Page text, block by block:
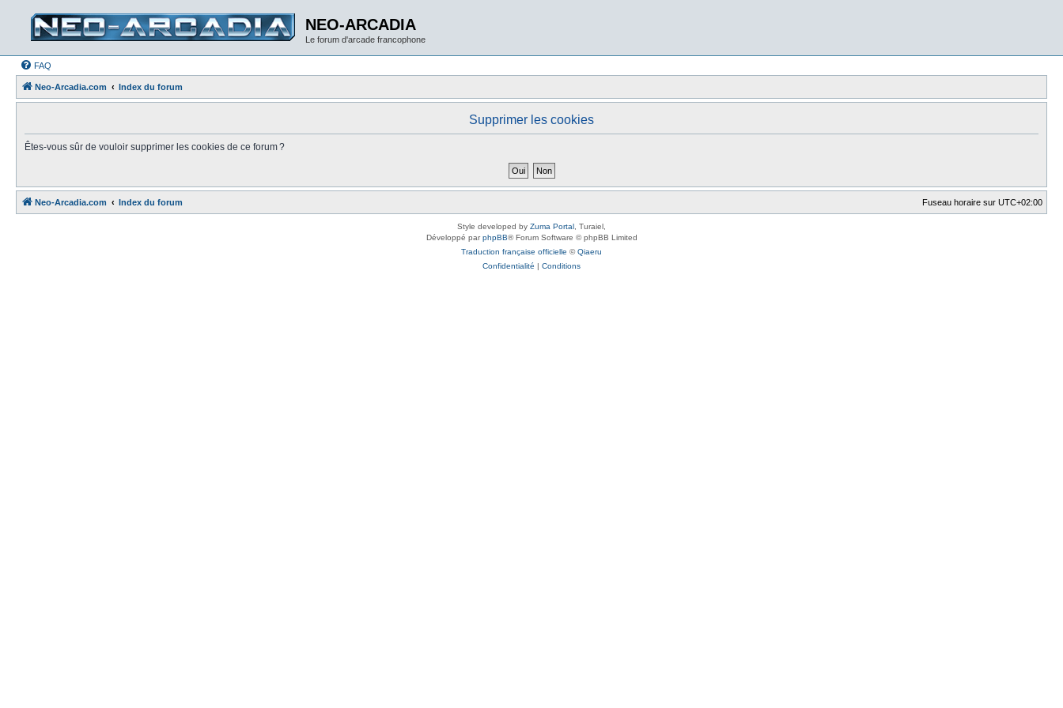
NEO-ARCADIA
Le forum d'arcade francophone
FAQ
Neo-Arcadia.com Index du forum
Supprimer les cookies
Êtes-vous sûr de vouloir supprimer les cookies de ce forum ?
Neo-Arcadia.com Index du forum Fuseau horaire sur UTC+02:00
Style developed by Zuma Portal , Turaiel,
Développé parphpBB® Forum Software © phpBB Limited
Traduction française officielle ©Qiaeru
Confidentialité | Conditions